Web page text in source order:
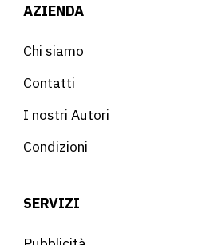
AZIENDA
Chi siamo
Contatti
I nostri Autori
Condizioni
SERVIZI